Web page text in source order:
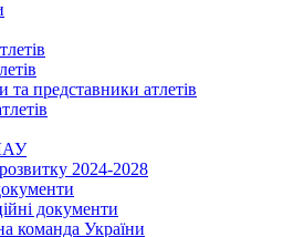
представники атлетів
2024-2028
документи
команда України